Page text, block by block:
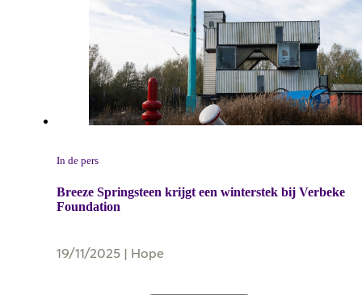
In de pers
Breeze Springsteen krijgt een winterstek bij Verbeke
Foundation
19/11/2025 | Hope